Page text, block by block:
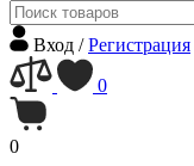
Вход /Регистрация
0
0